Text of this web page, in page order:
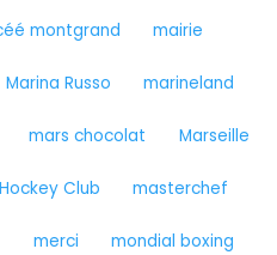
montgrand mairie
Marina Russo marineland
mars chocolat Marseille
Club masterchef
merci mondial boxing